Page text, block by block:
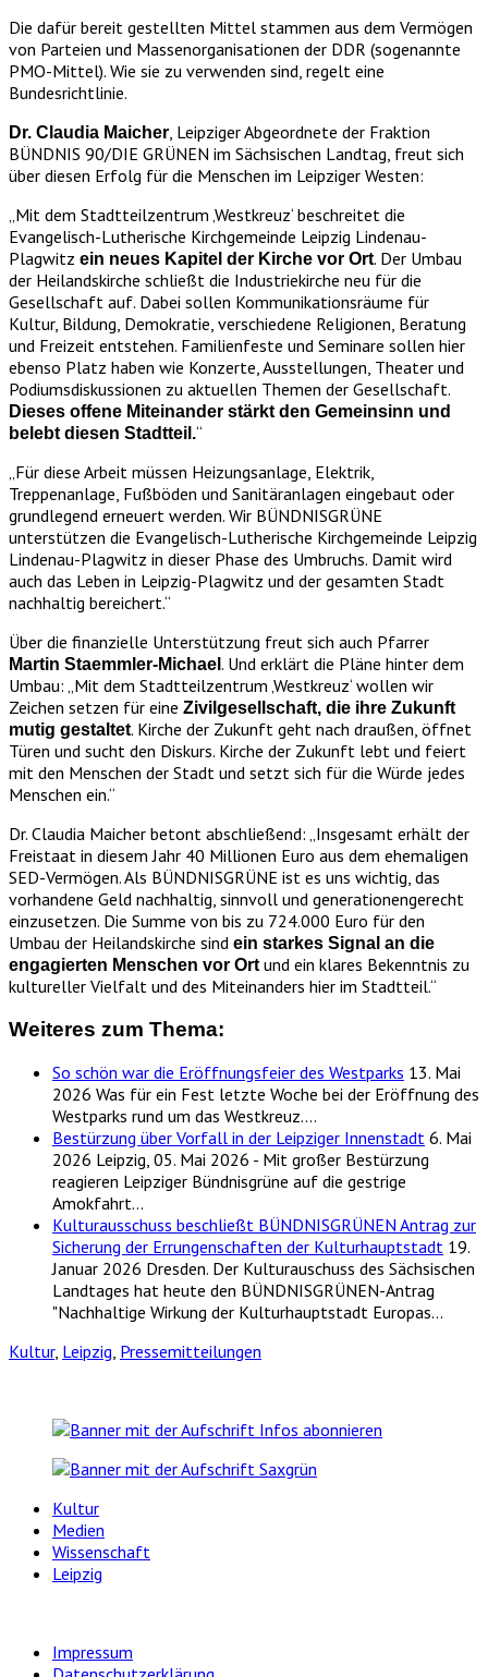
Die dafür bereit gestellten Mittel stammen aus dem Vermögen
von Parteien und Massenorganisationen der DDR (sogenannte
PMO-Mittel). Wie sie zu verwenden sind, regelt eine
Bundesrichtlinie.
Dr. Claudia Maicher , Leipziger Abgeordnete der Fraktion
BÜNDNIS 90/DIE GRÜNEN im Sächsischen Landtag, freut sich
über diesen Erfolg für die Menschen im Leipziger Westen:
„Mit dem Stadtteilzentrum ‚Westkreuz‘ beschreitet die
Evangelisch-Lutherische Kirchgemeinde Leipzig Lindenau-
Plagwitz ein neues Kapitel der Kirche vor Ort. Der Umbau
der Heilandskirche schließt die Industriekirche neu für die
Gesellschaft auf. Dabei sollen Kommunikationsräume für
Kultur, Bildung, Demokratie, verschiedene Religionen, Beratung
und Freizeit entstehen. Familienfeste und Seminare sollen hier
ebenso Platz haben wie Konzerte, Ausstellungen, Theater und
Podiumsdiskussionen zu aktuellen Themen der Gesellschaft.
Dieses offene Miteinander stärkt den Gemeinsinn und
belebt diesen Stadtteil.“
„Für diese Arbeit müssen Heizungsanlage, Elektrik,
Treppenanlage, Fußböden und Sanitäranlagen eingebaut oder
grundlegend erneuert werden. Wir BÜNDNISGRÜNE
unterstützen die Evangelisch-Lutherische Kirchgemeinde Leipzig
Lindenau-Plagwitz in dieser Phase des Umbruchs. Damit wird
auch das Leben in Leipzig-Plagwitz und der gesamten Stadt
nachhaltig bereichert.“
Über die finanzielle Unterstützung freut sich auch Pfarrer
Martin Staemmler-Michael . Und erklärt die Pläne hinter dem
Umbau: „Mit dem Stadtteilzentrum ‚Westkreuz‘ wollen wir
Zeichen setzen für eine Zivilgesellschaft, die ihre Zukunft
mutig gestaltet. Kirche der Zukunft geht nach draußen, öffnet
Türen und sucht den Diskurs. Kirche der Zukunft lebt und feiert
mit den Menschen der Stadt und setzt sich für die Würde jedes
Menschen ein.“
Dr. Claudia Maicher betont abschließend: „Insgesamt erhält der
Freistaat in diesem Jahr 40 Millionen Euro aus dem ehemaligen
SED-Vermögen. Als BÜNDNISGRÜNE ist es uns wichtig, das
vorhandene Geld nachhaltig, sinnvoll und generationengerecht
einzusetzen. Die Summe von bis zu 724.000 Euro für den
Umbau der Heilandskirche sind ein starkes Signal an die
engagierten Menschen vor Ort und ein klares Bekenntnis zu
kultureller Vielfalt und des Miteinanders hier im Stadtteil.“
Weiteres zum Thema:
So schön war die Eröffnungsfeier des Westparks 13. Mai
2026 Was für ein Fest letzte Woche bei der Eröffnung des
Westparks rund um das Westkreuz.…
Bestürzung über Vorfall in der Leipziger Innenstadt 6. Mai
2026 Leipzig, 05. Mai 2026 - Mit großer Bestürzung
reagieren Leipziger Bündnisgrüne auf die gestrige
Amokfahrt…
Kulturausschuss beschließt BÜNDNISGRÜNEN Antrag zur
Sicherung der Errungenschaften der Kulturhauptstadt 19.
Januar 2026 Dresden. Der Kulturauschuss des Sächsischen
Landtages hat heute den BÜNDNISGRÜNEN-Antrag
"Nachhaltige Wirkung der Kulturhauptstadt Europas…
Kultur, Leipzig, Pressemitteilungen
Kultur
Medien
Wissenschaft
Leipzig
Impressum